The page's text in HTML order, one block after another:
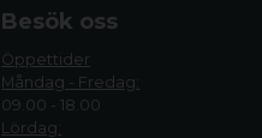
Besök oss
Öppettider
Måndag - Fredag:
09.00 - 18.00
Lördag: